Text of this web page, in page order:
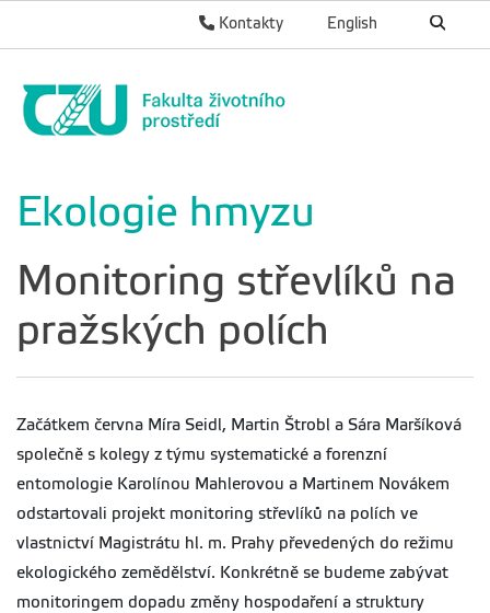
English
Kontakty
Ekologie hmyzu
Monitoring střevlíků na
pražských polích
Začátkem června Míra Seidl, Martin Štrobl a Sára Maršíková
společně s kolegy z týmu systematické a forenzní
entomologie Karolínou Mahlerovou a Martinem Novákem
odstartovali projekt monitoring střevlíků na polích ve
vlastnictví Magistrátu hl. m. Prahy převedených do režimu
ekologického zemědělství. Konkrétně se budeme zabývat
monitoringem dopadu změny hospodaření a struktury